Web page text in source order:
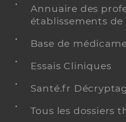
Annuaire des
établissements de
Base de
Essais Cliniques
Santé.fr
Tous les dossiers